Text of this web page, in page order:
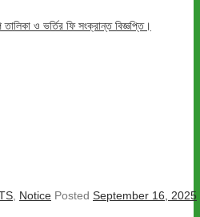
Notice Posted September 16, 2025